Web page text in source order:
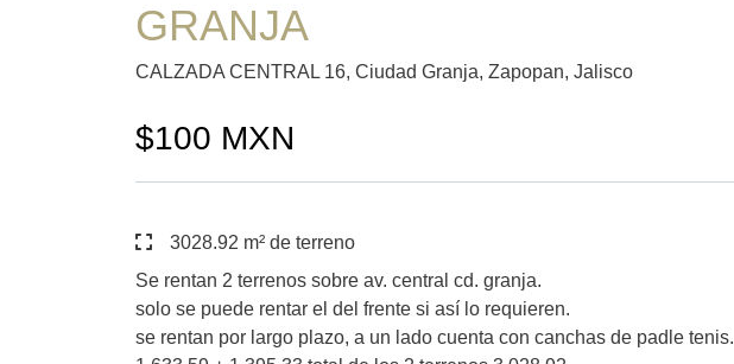
GRANJA
CALZADA CENTRAL 16, Ciudad Granja, Zapopan, Jalisco
$100 MXN
3028.92 m² de terreno
Se rentan 2 terrenos sobre av. central cd. granja.
solo se puede rentar el del frente si así lo requieren.
se rentan por largo plazo, a un lado cuenta con canchas de padle tenis.